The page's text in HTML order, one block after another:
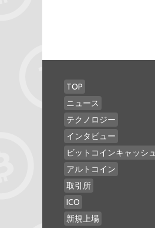
TOP
ニュース
テクノロジー
インタビュー
ビットコインキャッシュ
アルトコイン
取引所
ICO
新規上場